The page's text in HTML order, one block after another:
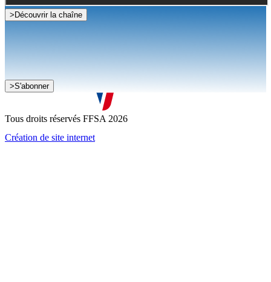
> Découvrir la chaîne
Je souhaite recevoir la newsletter de la FFSA
J'accepte que mes informations soient collectées conformément à
politique de confidentialité
>S'abonner
Tous droits réservés FFSA 2026
Création de site internet